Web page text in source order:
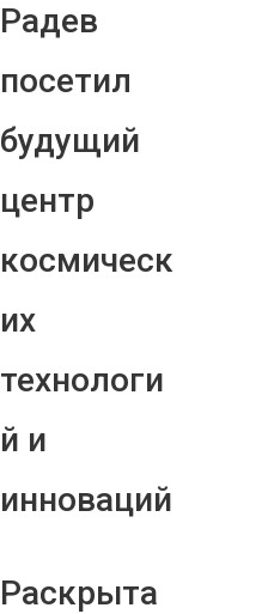
Радев
посетил
будущий
центр
космическ
их
технологи
й и
инноваций
Раскрыта